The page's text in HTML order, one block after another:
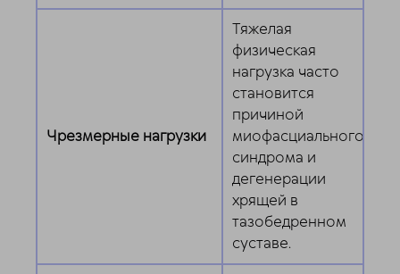
Чрезмерные нагрузки
Тяжелая
физическая
нагрузка часто
становится
причиной
миофасциального
синдрома и
дегенерации
хрящей в
тазобедренном
суставе.